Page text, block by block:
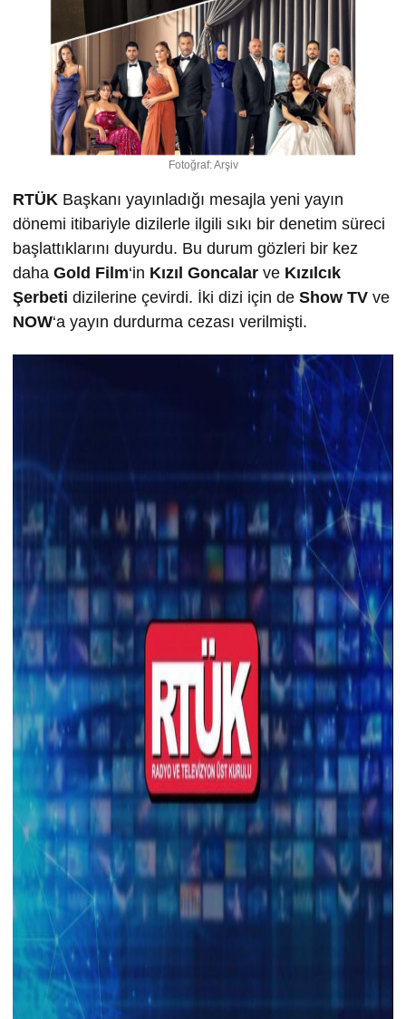
Fotoğraf: Arşiv
RTÜK Başkanı yayınladığı mesajla yeni yayın
dönemi itibariyle dizilerle ilgili sıkı bir denetim süreci
başlattıklarını duyurdu. Bu durum gözleri bir kez
daha Gold Film‘in Kızıl Goncalar ve Kızılcık
Şerbeti dizilerine çevirdi. İki dizi için de Show TV ve
NOW‘a yayın durdurma cezası verilmişti.